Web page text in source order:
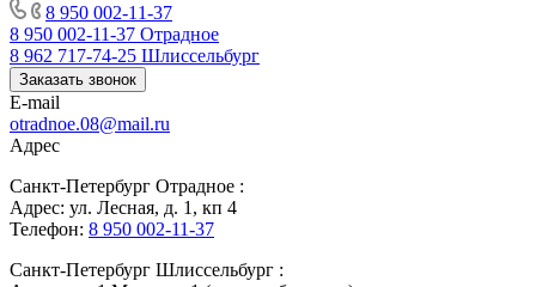
8 950 002-11-37
8 950 002-11-37 Отрадное
8 962 717-74-25 Шлиссельбург
Заказать звонок
E-mail
otradnoe.08@mail.ru
Адрес
Санкт-Петербург Отрадное :
Адрес: ул. Лесная, д. 1, кп 4
Телефон: 8 950 002-11-37
Санкт-Петербург Шлиссельбург :